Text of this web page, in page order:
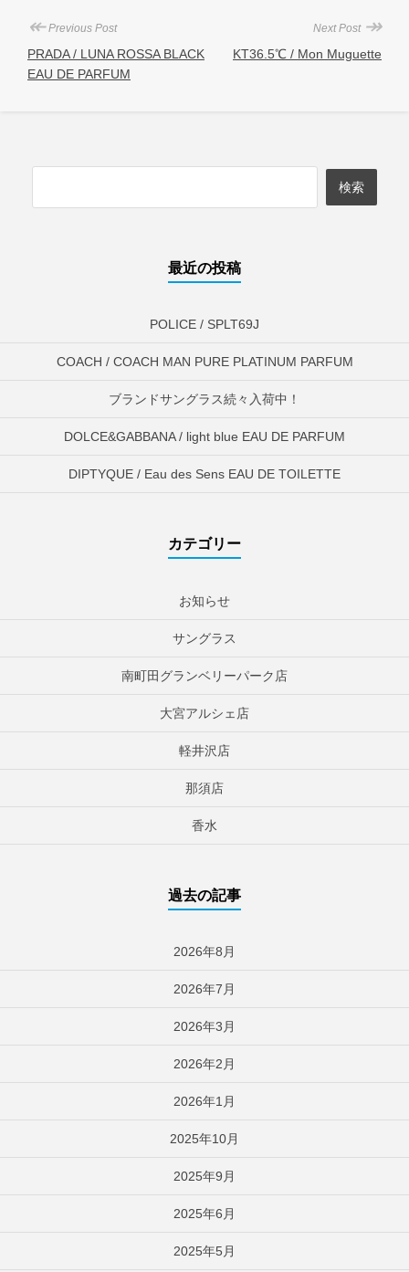
↞Previous Post
PRADA / LUNA ROSSA BLACK
EAU DE PARFUM
Next Post ↠
KT36.5℃ / Mon Muguette
最近の投稿
POLICE / SPLT69J
COACH / COACH MAN PURE PLATINUM PARFUM
ブランドサングラス続々入荷中！
DOLCE&GABBANA / light blue EAU DE PARFUM
DIPTYQUE / Eau des Sens EAU DE TOILETTE
カテゴリー
お知らせ
サングラス
南町田グランベリーパーク店
大宮アルシェ店
軽井沢店
那須店
香水
過去の記事
2026年8月
2026年7月
2026年3月
2026年2月
2026年1月
2025年10月
2025年9月
2025年6月
2025年5月